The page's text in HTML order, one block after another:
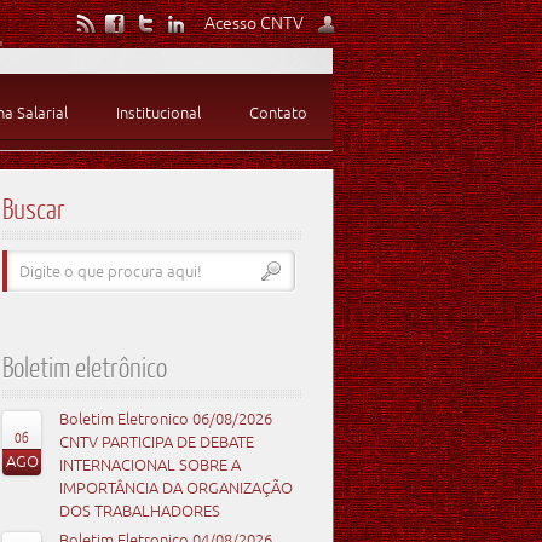
Acesso CNTV
Salarial Institucional Contato
Buscar
Boletim eletrônico
06
AGO
Boletim Eletronico 06/08/2026
CNTV PARTICIPA DE DEBATE
INTERNACIONAL SOBRE A
IMPORTÂNCIA DA ORGANIZAÇÃO
DOS TRABALHADORES